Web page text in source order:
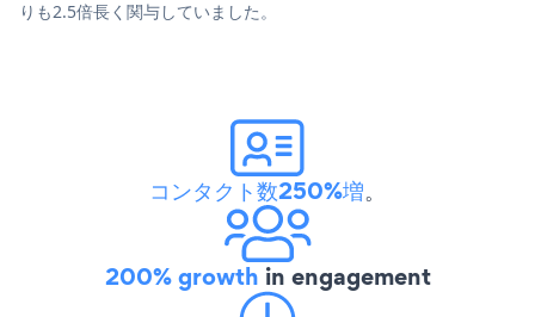
りも2.5倍長く関与していました。
コンタクト数250%増。
200% growth in engagement